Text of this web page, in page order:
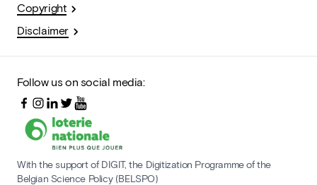
Copyright
Disclaimer
Follow us on social media:
With the support of DIGIT, the Digitization Programme of the
Belgian Science Policy (BELSPO)